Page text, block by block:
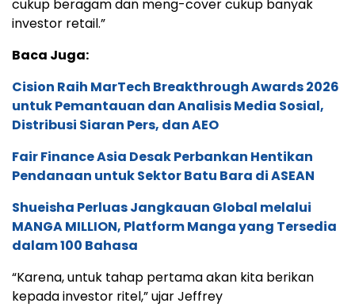
cukup beragam dan meng-cover cukup banyak
investor retail.”
Baca Juga:
Cision Raih MarTech Breakthrough Awards 2026
untuk Pemantauan dan Analisis Media Sosial,
Distribusi Siaran Pers, dan AEO
Fair Finance Asia Desak Perbankan Hentikan
Pendanaan untuk Sektor Batu Bara di ASEAN
Shueisha Perluas Jangkauan Global melalui
MANGA MILLION, Platform Manga yang Tersedia
dalam 100 Bahasa
“Karena, untuk tahap pertama akan kita berikan
kepada investor ritel,” ujar Jeffrey